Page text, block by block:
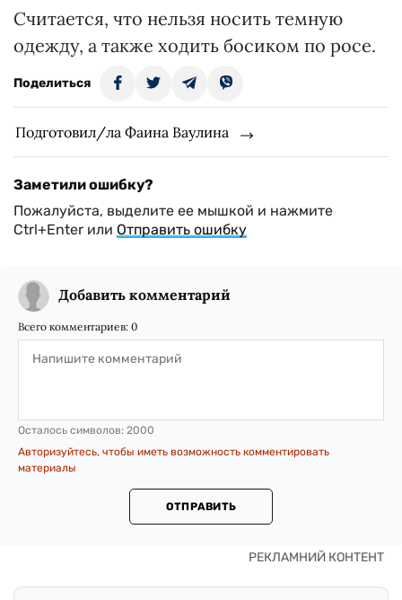
Считается, что нельзя носить темную
одежду, а также ходить босиком по росе.
Поделиться
Подготовил/ла Фаина Ваулина
Заметили ошибку?
Пожалуйста, выделите ее мышкой и нажмите
Ctrl+Enter или Отправить ошибку
Добавить комментарий
Всего комментариев: 0
Осталось символов: 2000
Авторизуйтесь, чтобы иметь возможность комментировать
материалы
ОТПРАВИТЬ